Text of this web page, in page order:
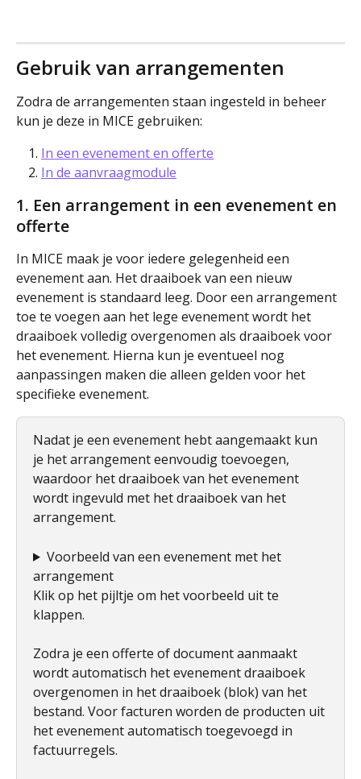
Gebruik van arrangementen
Zodra de arrangementen staan ingesteld in beheer
kun je deze in MICE gebruiken:
In een evenement en offerte
In de aanvraagmodule
1. Een arrangement in een evenement en
offerte
In MICE maak je voor iedere gelegenheid een
evenement aan. Het draaiboek van een nieuw
evenement is standaard leeg. Door een arrangement
toe te voegen aan het lege evenement wordt het
draaiboek volledig overgenomen als draaiboek voor
het evenement. Hierna kun je eventueel nog
aanpassingen maken die alleen gelden voor het
specifieke evenement.
Nadat je een evenement hebt aangemaakt kun
je het arrangement eenvoudig toevoegen,
waardoor het draaiboek van het evenement
wordt ingevuld met het draaiboek van het
arrangement.
Voorbeeld van een evenement met het
arrangement
Klik op het pijltje om het voorbeeld uit te
klappen.
Zodra je een offerte of document aanmaakt
wordt automatisch het evenement draaiboek
overgenomen in het draaiboek (blok) van het
bestand. Voor facturen worden de producten uit
het evenement automatisch toegevoegd in
factuurregels.